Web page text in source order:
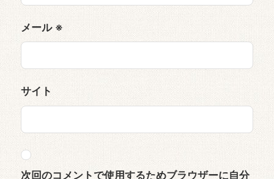
メール ※
サイト
次回のコメントで使用するためブラウザーに自分